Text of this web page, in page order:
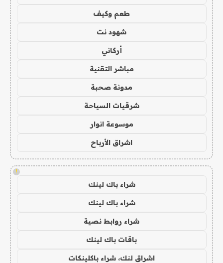
طعم وكيف
شهود نت
أركاني
مباشر التقنية
مدونة صحبة
شرقيات السياحة
موسوعة انوار
اشراق الأرباح
!
شراء باك لينك
شراء باك لينك
شراء روابط نصية
باقات باك لينك
اشراق لنك، شراء باكلينكات